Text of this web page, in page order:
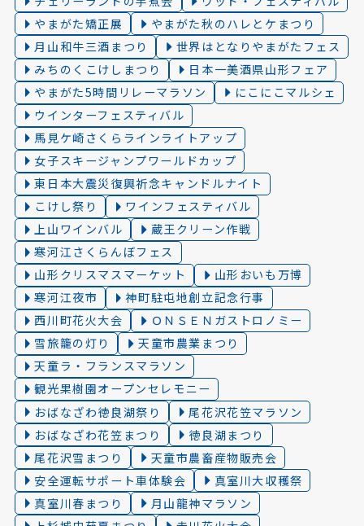
やまがた矯正展
やまがた秋のハレとケまつり
月山和牛三酒まつり
世界はとなりやまがたフェス
みちのくこけしまつり
日本一美酒県山形フェア
やまがた5時間リレーマラソン
にこにこマルシェ
ウインターフェスティバル
馬見ケ崎さくらラインライトアップ
女子スキージャンプワールドカップ
東日本大震災復興祈念キャンドルナイト
こけし祭り
ワインフェスティバル
上山ワインバル
蔵王クリーン作戦
寒河江さくらんぼフェス
山形クリスマスマーケット
山形おいも万博
寒河江夜市
神町駐屯地創立記念行事
西川町花火大会
ＯＮＳＥＮガストロノミー
雪旅籠の灯り️
天童市農業まつり
天童ラ・フランスマラソン
観光果樹園オープンセレモニー
おばなざわ徳良湖祭り
尾花沢花笠マラソン
おばなざわ花笠まつり
徳良湖まつり
尾花沢雪まつり
天童市農畜産物販売会
安全運転サポート車体験会
真室川大収穫祭
真室川春まつり
月山龍神マラソン